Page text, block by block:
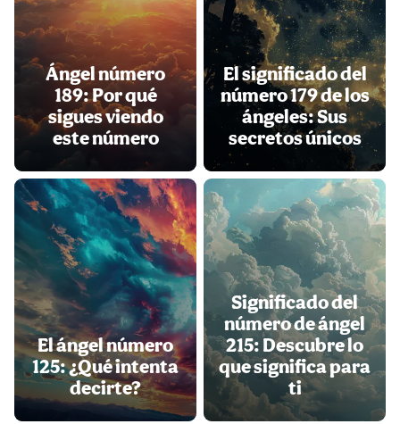
Ángel número
189: Por qué
sigues viendo
este número
El significado del
número 179 de los
ángeles: Sus
secretos únicos
El ángel número
125: ¿Qué intenta
decirte?
Significado del
número de ángel
215: Descubre lo
que significa para
ti